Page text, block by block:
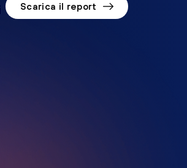
Scarica il report